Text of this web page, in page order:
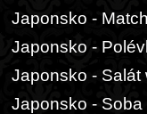
Japonsko -
Japonsko -
Japonsko - Salát
Japonsko -